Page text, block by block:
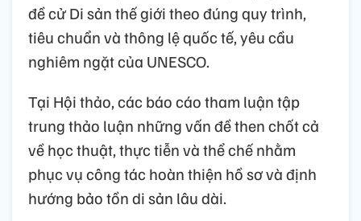
đề cử Di sản thế giới theo đúng quy trình,
tiêu chuẩn và thông lệ quốc tế, yêu cầu
nghiêm ngặt của UNESCO.
Tại Hội thảo, các báo cáo tham luận tập
trung thảo luận những vấn đề then chốt cả
về học thuật, thực tiễn và thể chế nhằm
phục vụ công tác hoàn thiện hồ sơ và định
hướng bảo tồn di sản lâu dài.